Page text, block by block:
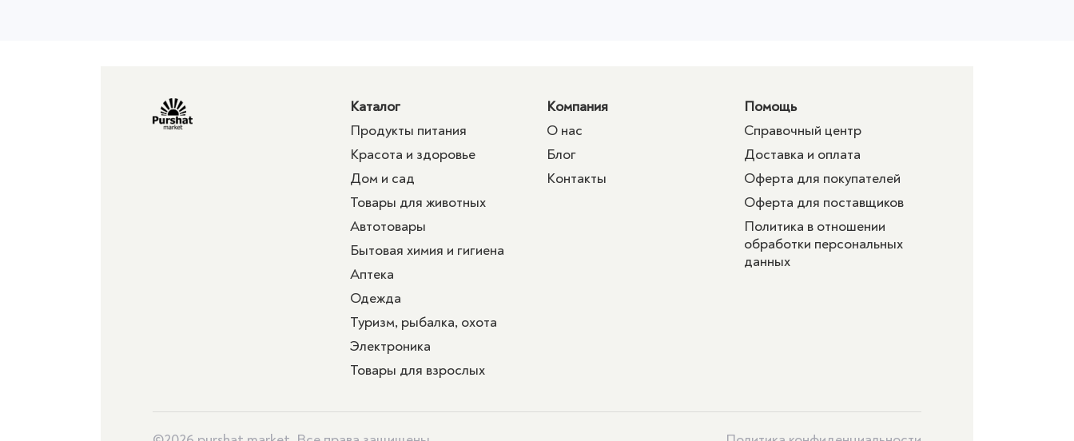
Каталог
Продукты питания
Красота и здоровье
Дом и сад
Товары для животных
Автотовары
Бытовая химия и гигиена
Аптека
Одежда
Туризм, рыбалка, охота
Электроника
Товары для взрослых
Компания
О нас
Блог
Контакты
Помощь
Справочный центр
Доставка и оплата
Оферта для покупателей
Оферта для поставщиков
Политика в отношении
обработки персональных
данных